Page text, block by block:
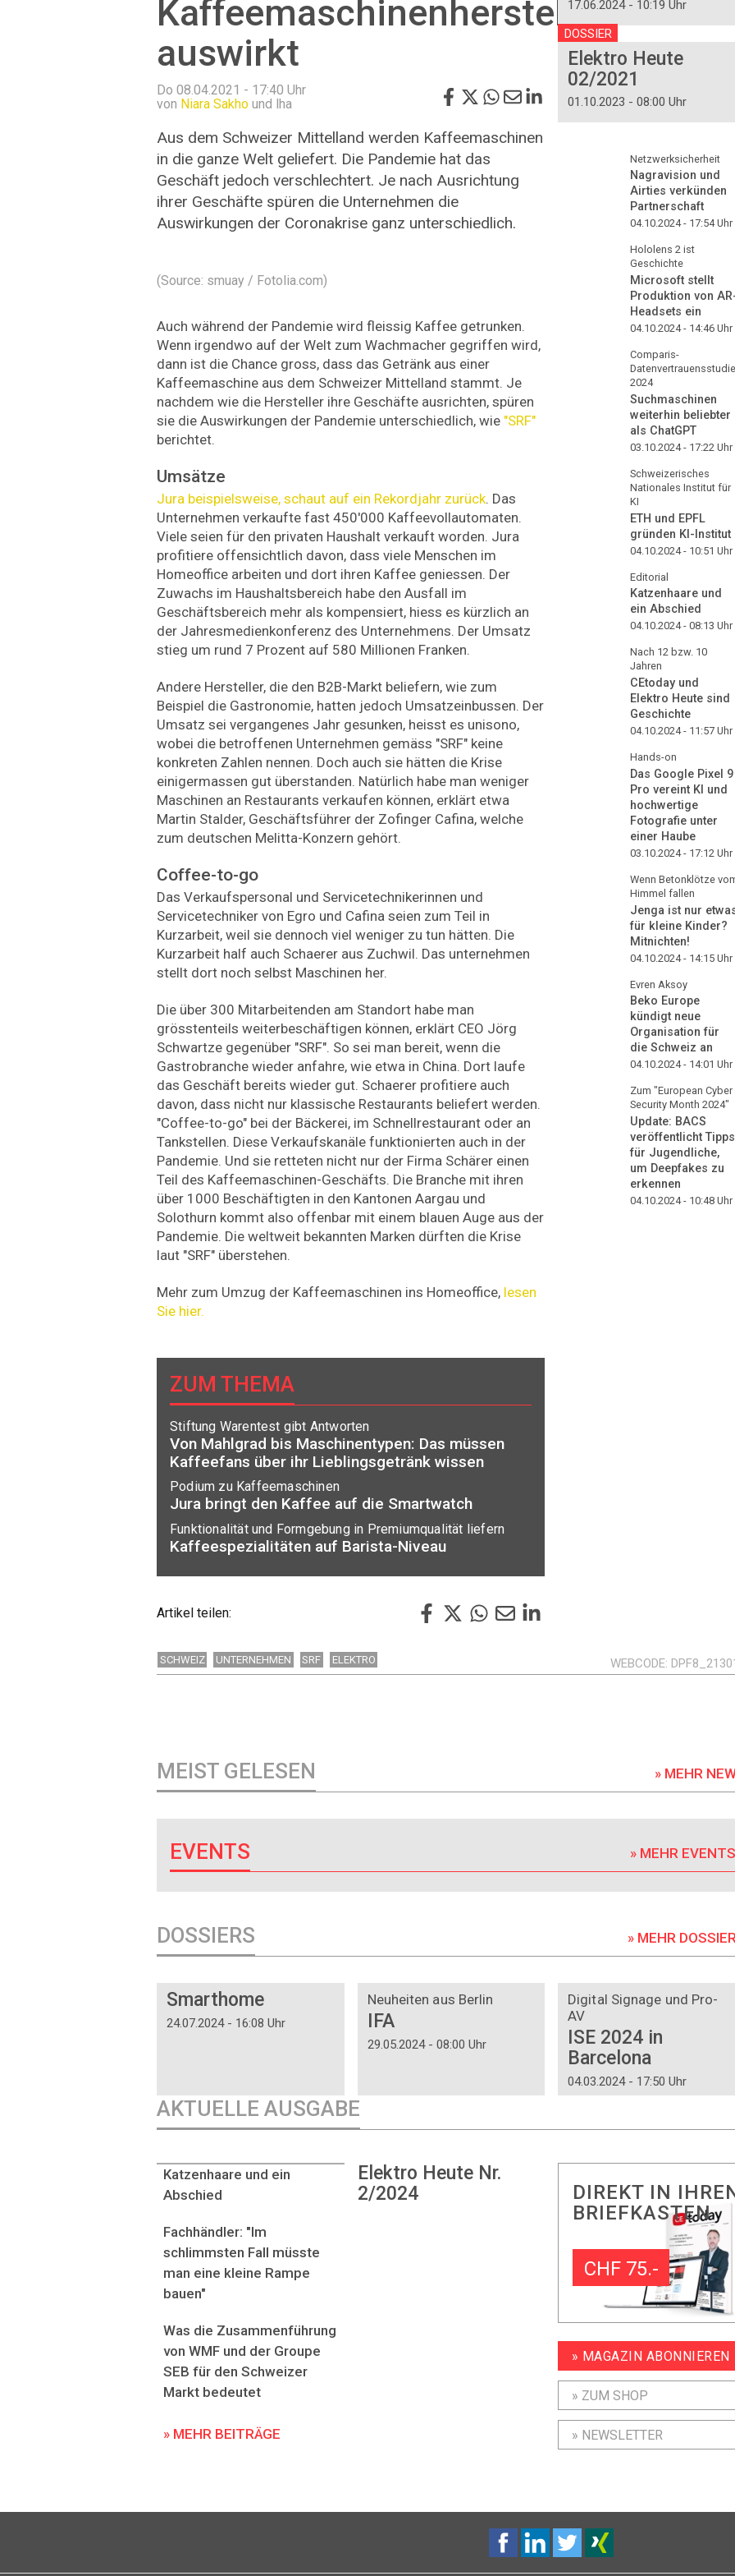
Kaffeemaschinenhersteller
auswirkt
Do 08.04.2021 - 17:40 Uhr
von Niara Sakho und lha
Aus dem Schweizer Mittelland werden Kaffeemaschinen
in die ganze Welt geliefert. Die Pandemie hat das
Geschäft jedoch verschlechtert. Je nach Ausrichtung
ihrer Geschäfte spüren die Unternehmen die
Auswirkungen der Coronakrise ganz unterschiedlich.
(Source: smuay / Fotolia.com)
Auch während der Pandemie wird fleissig Kaffee getrunken.
Wenn irgendwo auf der Welt zum Wachmacher gegriffen wird,
dann ist die Chance gross, dass das Getränk aus einer
Kaffeemaschine aus dem Schweizer Mittelland stammt. Je
nachdem wie die Hersteller ihre Geschäfte ausrichten, spüren
sie die Auswirkungen der Pandemie unterschiedlich, wie "SRF"
berichtet.
Umsätze
Jura beispielsweise, schaut auf ein Rekordjahr zurück. Das
Unternehmen verkaufte fast 450'000 Kaffeevollautomaten.
Viele seien für den privaten Haushalt verkauft worden. Jura
profitiere offensichtlich davon, dass viele Menschen im
Homeoffice arbeiten und dort ihren Kaffee geniessen. Der
Zuwachs im Haushaltsbereich habe den Ausfall im
Geschäftsbereich mehr als kompensiert, hiess es kürzlich an
der Jahresmedienkonferenz des Unternehmens. Der Umsatz
stieg um rund 7 Prozent auf 580 Millionen Franken.
Andere Hersteller, die den B2B-Markt beliefern, wie zum
Beispiel die Gastronomie, hatten jedoch Umsatzeinbussen. Der
Umsatz sei vergangenes Jahr gesunken, heisst es unisono,
wobei die betroffenen Unternehmen gemäss "SRF" keine
konkreten Zahlen nennen. Doch auch sie hätten die Krise
einigermassen gut überstanden. Natürlich habe man weniger
Maschinen an Restaurants verkaufen können, erklärt etwa
Martin Stalder, Geschäftsführer der Zofinger Cafina, welche
zum deutschen Melitta-Konzern gehört.
Coffee-to-go
Das Verkaufspersonal und Servicetechnikerinnen und
Servicetechniker von Egro und Cafina seien zum Teil in
Kurzarbeit, weil sie dennoch viel weniger zu tun hätten. Die
Kurzarbeit half auch Schaerer aus Zuchwil. Das unternehmen
stellt dort noch selbst Maschinen her.
Die über 300 Mitarbeitenden am Standort habe man
grösstenteils weiterbeschäftigen können, erklärt CEO Jörg
Schwartze gegenüber "SRF". So sei man bereit, wenn die
Gastrobranche wieder anfahre, wie etwa in China. Dort laufe
das Geschäft bereits wieder gut. Schaerer profitiere auch
davon, dass nicht nur klassische Restaurants beliefert werden.
"Coffee-to-go" bei der Bäckerei, im Schnellrestaurant oder an
Tankstellen. Diese Verkaufskanäle funktionierten auch in der
Pandemie. Und sie retteten nicht nur der Firma Schärer einen
Teil des Kaffeemaschinen-Geschäfts. Die Branche mit ihren
über 1000 Beschäftigten in den Kantonen Aargau und
Solothurn kommt also offenbar mit einem blauen Auge aus der
Pandemie. Die weltweit bekannten Marken dürften die Krise
laut "SRF" überstehen.
Mehr zum Umzug der Kaffeemaschinen ins Homeoffice, lesen
Sie hier.
ZUM THEMA
Stiftung Warentest gibt Antworten
Von Mahlgrad bis Maschinentypen: Das müssen
Kaffeefans über ihr Lieblingsgetränk wissen
Podium zu Kaffeemaschinen
Jura bringt den Kaffee auf die Smartwatch
Funktionalität und Formgebung in Premiumqualität liefern
Kaffeespezialitäten auf Barista-Niveau
Artikel teilen:
17.06.2024 - 10:19 Uhr
DOSSIER
Elektro Heute
02/2021
01.10.2023 - 08:00 Uhr
Netzwerksicherheit
Nagravision und
Airties verkünden
Partnerschaft
04.10.2024 - 17:54Uhr
Hololens 2 ist
Geschichte
Microsoft stellt
Produktion von
Headsets ein
04.10.2024 - 14:46 Uhr
Comparis-
Datenvertrauensstudie
2024
Suchmaschinen
weiterhin beliebter
als ChatGPT
03.10.2024 - 17:22 Uhr
Schweizerisches
Nationales Institut für
KI
ETH und EPFL
gründen KI-Institut
04.10.2024 - 10:51 Uhr
Editorial
Katzenhaare und
ein Abschied
04.10.2024 - 08:13 Uhr
Nach 12 bzw. 10
Jahren
CEtoday und
Elektro Heute sind
Geschichte
04.10.2024 - 11:57 Uhr
Hands-on
Das Google Pixel 9
Pro vereint KI und
hochwertige
Fotografie unter
einer Haube
03.10.2024 - 17:12 Uhr
Wenn Betonklötze
Himmel fallen
Jenga ist nur
für kleine Kinder?
Mitnichten!
04.10.2024 - 14:15 Uhr
Evren Aksoy
Beko Europe
kündigt neue
Organisation für
die Schweiz an
04.10.2024 - 14:01 Uhr
Zum "European Cyber
Security Month 2024"
Update: BACS
veröffentlicht Tipps
für Jugendliche,
um Deepfakes zu
erkennen
04.10.2024 - 10:48 Uhr
SCHWEIZ UNTERNEHMEN SRF ELEKTRO WEBCODE
MEIST GELESEN » MEHR
EVENTS » MEHR EVENTS
DOSSIERS » MEHR
Smarthome
24.07.2024 - 16:08 Uhr
Neuheiten aus Berlin
IFA
29.05.2024 - 08:00 Uhr
Digital Signage und Pro-
AV
ISE 2024 in
Barcelona
04.03.2024 - 17:50 Uhr
AKTUELLE AUSGABE
Elektro Heute Nr.
2/2024
Katzenhaare und ein
Abschied
Fachhändler: "Im
schlimmsten Fall müsste
man eine kleine Rampe
bauen"
Was die Zusammenführung
von WMF und der Groupe
SEB für den Schweizer
Markt bedeutet
» MEHR BEITRÄGE
DIREKT IN
BRIEFKASTEN
CHF 75.-
» MAGAZIN ABONNIEREN
» ZUM SHOP
» NEWSLETTER